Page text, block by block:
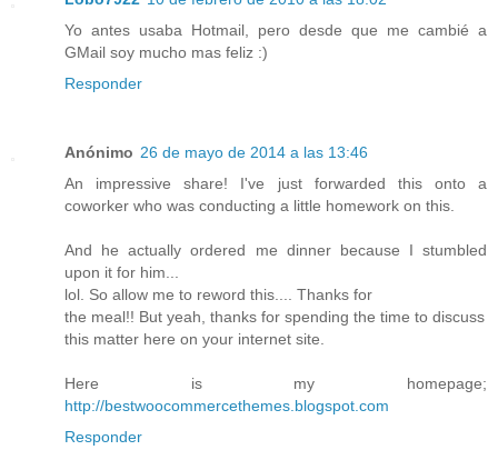
Yo antes usaba Hotmail, pero desde que me cambié a
GMail soy mucho mas feliz :)
Responder
Anónimo 26 de mayo de 2014 a las 13:46
An impressive share! I've just forwarded this onto a
coworker who was conducting a little homework on this.
And he actually ordered me dinner because I stumbled
upon it for him...
lol. So allow me to reword this.... Thanks for
the meal!! But yeah, thanks for spending the time to discuss
this matter here on your internet site.
Here is my homepage;
http://bestwoocommercethemes.blogspot.com
Responder